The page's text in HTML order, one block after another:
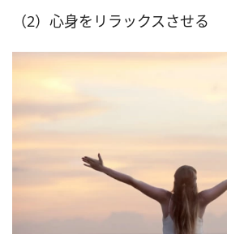
（2）心身をリラックスさせる